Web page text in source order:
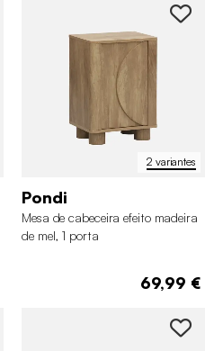
2 variantes
Pondi
Mesa de cabeceira efeito madeira
de mel, 1 porta
69,99 €